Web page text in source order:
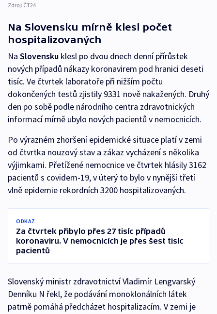
Zdroj: ČT24
Na Slovensku mírně klesl počet
hospitalizovaných
Na Slovensku klesl po dvou dnech denní přírůstek
nových případů nákazy koronavirem pod hranici deseti
tisíc. Ve čtvrtek laboratoře při nižším počtu
dokončených testů zjistily 9331 nově nakažených. Druhý
den po sobě podle národního centra zdravotnických
informací mírně ubylo nových pacientů v nemocnicích.
Po výrazném zhoršení epidemické situace platí v zemi
od čtvrtka nouzový stav a zákaz vycházení s několika
výjimkami. Přetížené nemocnice ve čtvrtek hlásily 3162
pacientů s covidem-19, v úterý to bylo v nynější třetí
vlně epidemie rekordních 3200 hospitalizovaných.
ODKAZ
Za čtvrtek přibylo přes 27 tisíc případů
koronaviru. V nemocnicích je přes šest tisíc
pacientů
Slovenský ministr zdravotnictví Vladimír Lengvarský
Denníku N řekl, že podávání monoklonálních látek
patrně pomáhá předcházet hospitalizacím. V zemi je